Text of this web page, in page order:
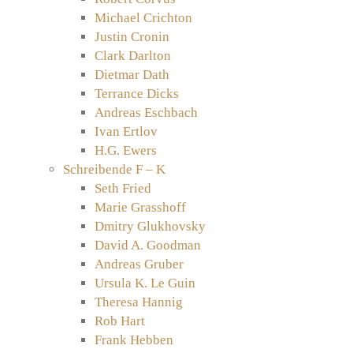
Michael Crichton
Justin Cronin
Clark Darlton
Dietmar Dath
Terrance Dicks
Andreas Eschbach
Ivan Ertlov
H.G. Ewers
Schreibende F – K
Seth Fried
Marie Grasshoff
Dmitry Glukhovsky
David A. Goodman
Andreas Gruber
Ursula K. Le Guin
Theresa Hannig
Rob Hart
Frank Hebben